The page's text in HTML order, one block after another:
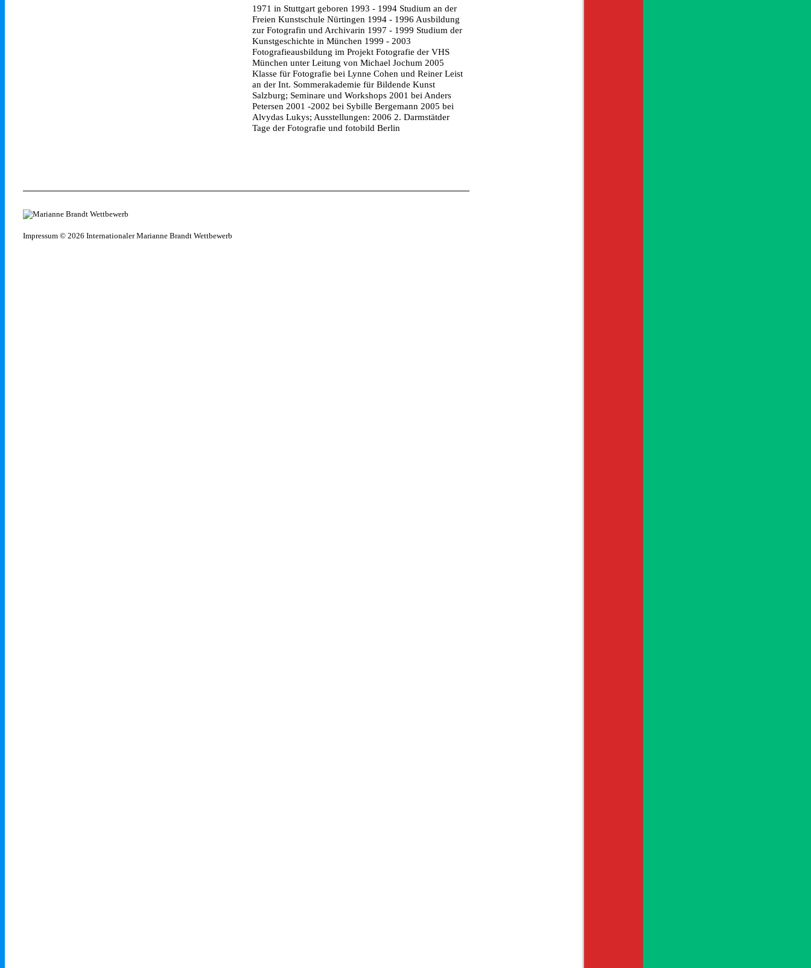
1971 in Stuttgart geboren 1993 - 1994 Studium an der
Freien Kunstschule Nürtingen 1994 - 1996 Ausbildung
zur Fotografin und Archivarin 1997 - 1999 Studium der
Kunstgeschichte in München 1999 - 2003
Fotografieausbildung im Projekt Fotografie der VHS
München unter Leitung von Michael Jochum 2005
Klasse für Fotografie bei Lynne Cohen und Reiner Leist
an der Int. Sommerakademie für Bildende Kunst
Salzburg; Seminare und Workshops 2001 bei Anders
Petersen 2001 -2002 bei Sybille Bergemann 2005 bei
Alvydas Lukys; Ausstellungen: 2006 2. Darmstätder
Tage der Fotografie und fotobild Berlin
Impressum © 2026 Internationaler Marianne Brandt Wettbewerb